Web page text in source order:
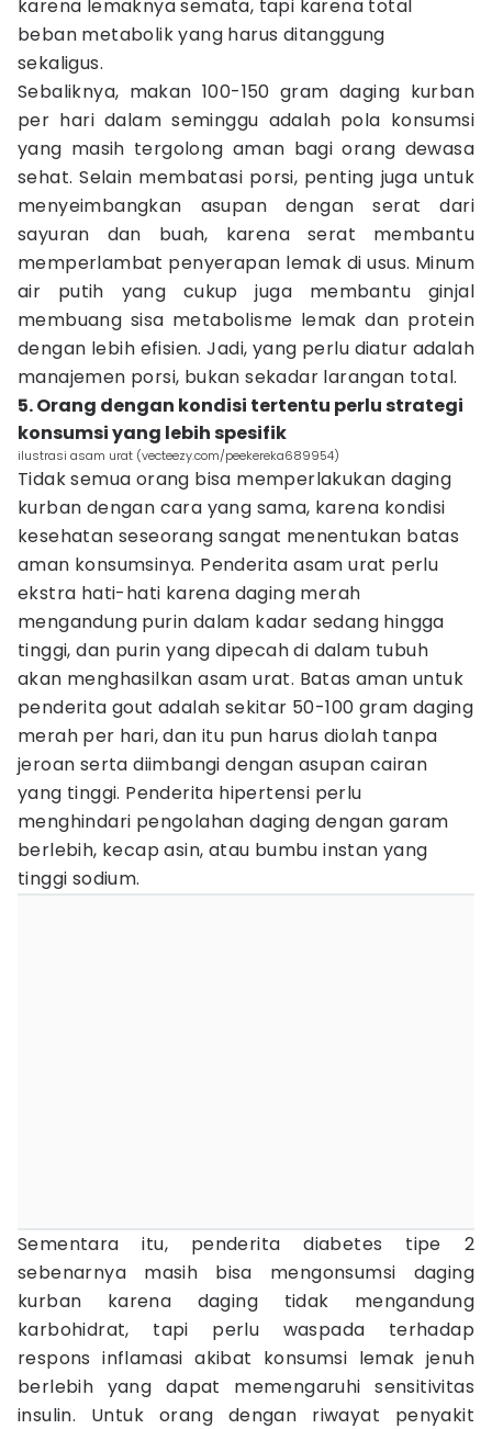
karena lemaknya semata, tapi karena total
beban metabolik yang harus ditanggung
sekaligus.
Sebaliknya, makan 100-150 gram daging kurban
per hari dalam seminggu adalah pola konsumsi
yang masih tergolong aman bagi orang dewasa
sehat. Selain membatasi porsi, penting juga untuk
menyeimbangkan asupan dengan serat dari
sayuran dan buah, karena serat membantu
memperlambat penyerapan lemak di usus. Minum
air putih yang cukup juga membantu ginjal
membuang sisa metabolisme lemak dan protein
dengan lebih efisien. Jadi, yang perlu diatur adalah
manajemen porsi, bukan sekadar larangan total.
5. Orang dengan kondisi tertentu perlu strategi
konsumsi yang lebih spesifik
ilustrasi asam urat (vecteezy.com/peekereka689954)
Tidak semua orang bisa memperlakukan daging
kurban dengan cara yang sama, karena kondisi
kesehatan seseorang sangat menentukan batas
aman konsumsinya. Penderita asam urat perlu
ekstra hati-hati karena daging merah
mengandung purin dalam kadar sedang hingga
tinggi, dan purin yang dipecah di dalam tubuh
akan menghasilkan asam urat. Batas aman untuk
penderita gout adalah sekitar 50-100 gram daging
merah per hari, dan itu pun harus diolah tanpa
jeroan serta diimbangi dengan asupan cairan
yang tinggi. Penderita hipertensi perlu
menghindari pengolahan daging dengan garam
berlebih, kecap asin, atau bumbu instan yang
tinggi sodium.
Sementara itu, penderita diabetes tipe 2
sebenarnya masih bisa mengonsumsi daging
kurban karena daging tidak mengandung
karbohidrat, tapi perlu waspada terhadap
respons inflamasi akibat konsumsi lemak jenuh
berlebih yang dapat memengaruhi sensitivitas
insulin. Untuk orang dengan riwayat penyakit